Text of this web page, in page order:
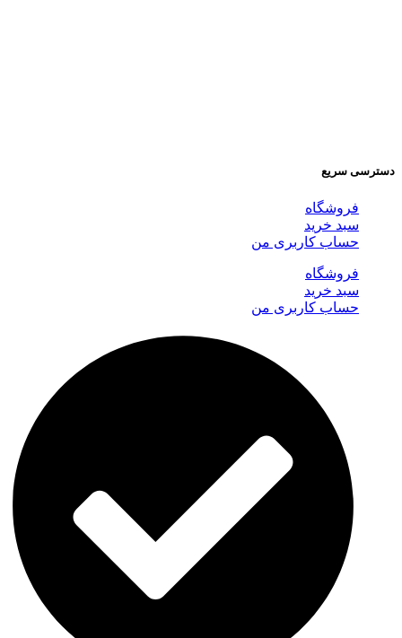
دسترسی سریع
فروشگاه
سبد خرید
حساب کاربری من
فروشگاه
سبد خرید
حساب کاربری من